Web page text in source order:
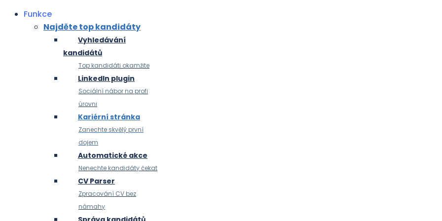
Funkce
Najděte top kandidáty
Vyhledávání
kandidátů
Top kandidáti okamžite
LinkedIn plugin
Sociální nábor na profi
úrovni
Kariérní stránka
Zanechte skvělý první
dojem
Automatické akce
Nenechte kandidáty čekat
CV Parser
Zpracování CV bez
námahy